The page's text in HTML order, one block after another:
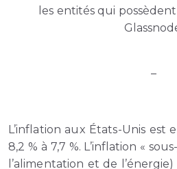
les entités qui possèdent
–
L’inflation aux États-Unis est
8,2 % à 7,7 %. L’inflation «
l’alimentation et de